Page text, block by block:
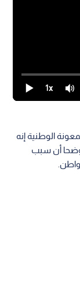
1x
الوطنية إنه
أن سبب